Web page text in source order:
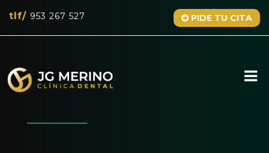
tlf/ 953 267 527 PIDE TU CITA